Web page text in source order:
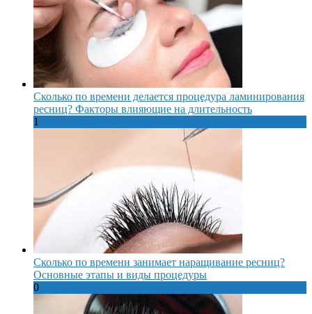
Сколько по времени делается процедура ламинирования
ресниц? Факторы влияющие на длительность
1
Сколько по времени занимает наращивание ресниц?
Основные этапы и виды процедуры
0